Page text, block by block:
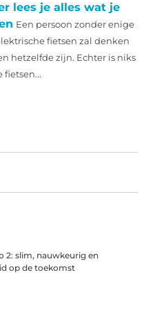
lees je alles wat je
Een persoon zonder enige
fietsen zal denken
hetzelfde zijn. Echter is niks
fietsen...
2: slim, nauwkeurig en
op de toekomst